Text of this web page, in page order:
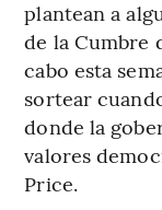
plantean a
de la Cumbre
cabo esta
sortear
donde la
valores
Price.